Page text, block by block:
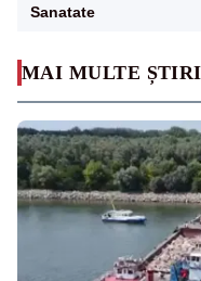
MAI MULTE
Sanatate